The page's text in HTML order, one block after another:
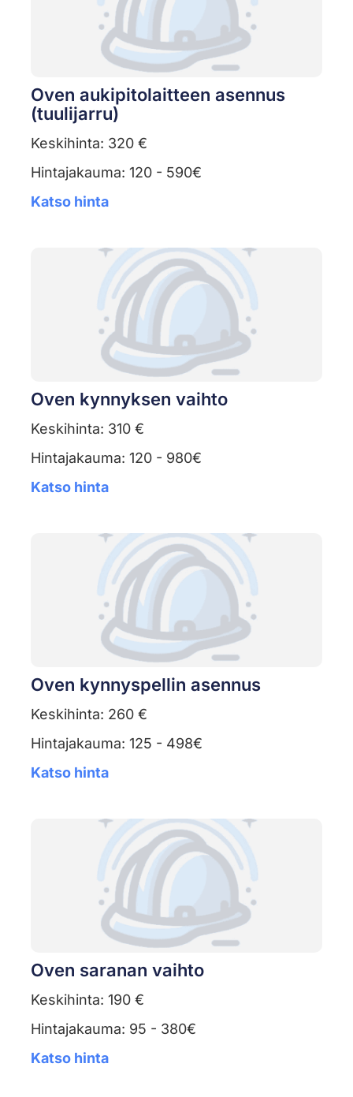
Oven aukipitolaitteen asennus
(tuulijarru)
Keskihinta: 320 €
Hintajakauma: 120 - 590€
Katso hinta
Oven kynnyksen vaihto
Keskihinta: 310 €
Hintajakauma: 120 - 980€
Katso hinta
Oven kynnyspellin asennus
Keskihinta: 260 €
Hintajakauma: 125 - 498€
Katso hinta
Oven saranan vaihto
Keskihinta: 190 €
Hintajakauma: 95 - 380€
Katso hinta